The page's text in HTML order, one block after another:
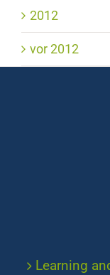
2012
vor 2012
Learning